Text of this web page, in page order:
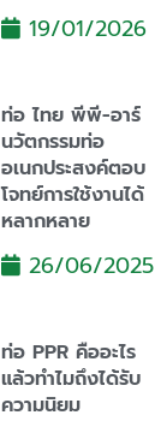
19/01/2026
ท่อ ไทย พีพี-อาร์
นวัตกรรมท่อ
อเนกประสงค์ตอบ
โจทย์การใช้งานได้
หลากหลาย
26/06/2025
ท่อ PPR คืออะไร
แล้วทำไมถึงได้รับ
ความนิยม